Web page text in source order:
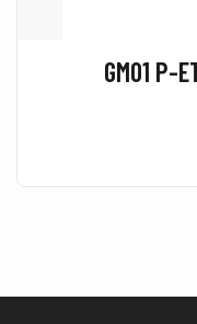
GM01 P-